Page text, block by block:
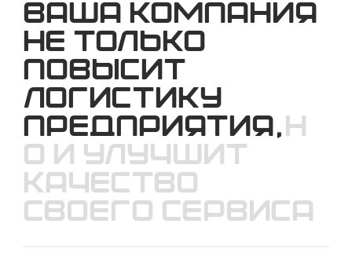
ваша компания
не только
повысит
логистику
предприятия,н
о и улучшит
качество
своего сервиса